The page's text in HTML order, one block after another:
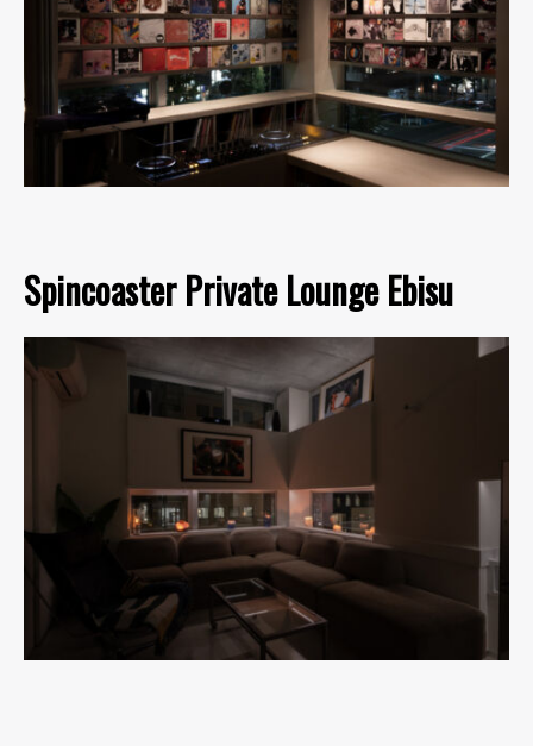
Spincoaster Private Lounge Ebisu